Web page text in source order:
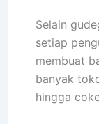
Selain
setiap
membuat
banyak
hingga